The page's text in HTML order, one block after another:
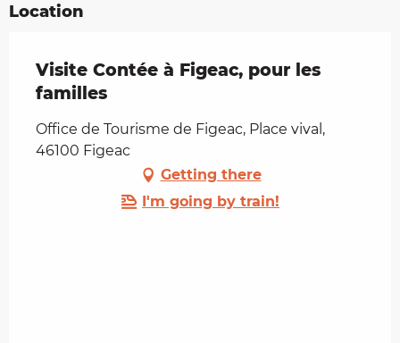
Location
Visite Contée à Figeac, pour les
familles
Office de Tourisme de Figeac, Place vival,
46100 Figeac
Getting there
I'm going by train!